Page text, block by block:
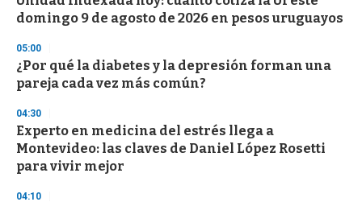
o
f
3
s
e
c
n
d
s
domingo 9 de agosto de 2026 en pesos uruguayos
05:00
¿Por qué la diabetes y la depresión forman una
pareja cada vez más común?
04:30
Experto en medicina del estrés llega a
Montevideo: las claves de Daniel López Rosetti
para vivir mejor
04:10